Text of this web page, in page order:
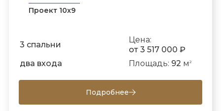
Проект 10х9
3 спальни
Цена:
от 3 517 000 ₽
два входа
Площадь: 92 м 2
Подробнее